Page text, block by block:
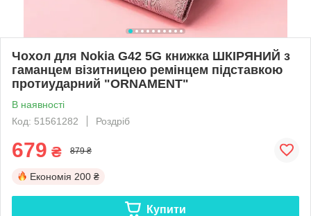
Чохол для Nokia G42 5G книжка ШКІРЯНИЙ з
гаманцем візитницею ремінцем підставкою
протиударний "ORNAMENT"
В наявності
Код: 51561282
Роздріб
679 ₴ 879 ₴
Економія 200 ₴
Купити